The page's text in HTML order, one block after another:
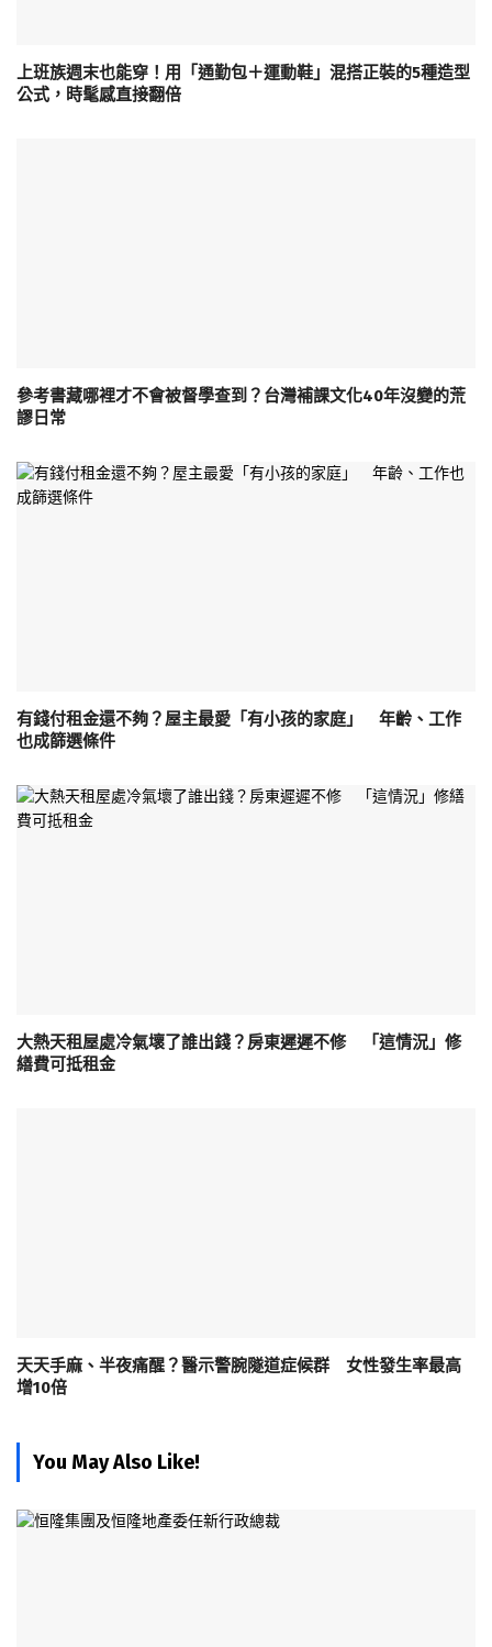
上班族週末也能穿！用「通勤包＋運動鞋」混搭正裝的5種造型
公式，時髦感直接翻倍
參考書藏哪裡才不會被督學查到？台灣補課文化40年沒變的荒
謬日常
有錢付租金還不夠？屋主最愛「有小孩的家庭」 年齡、工作
也成篩選條件
大熱天租屋處冷氣壞了誰出錢？房東遲遲不修 「這情況」修
繕費可抵租金
天天手麻、半夜痛醒？醫示警腕隧道症候群 女性發生率最高
增10倍
You May Also Like!